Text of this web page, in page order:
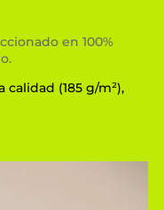
en 100%
(185 g/m²),